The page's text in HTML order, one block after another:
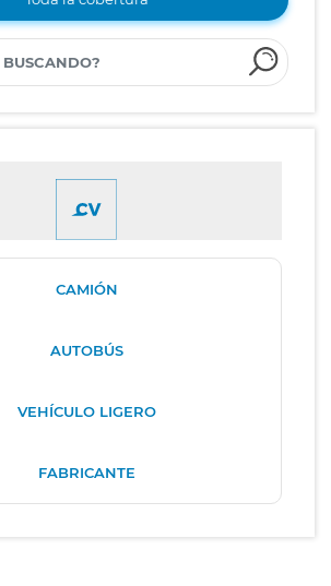
CAMIÓN
AUTOBÚS
VEHÍCULO LIGERO
FABRICANTE